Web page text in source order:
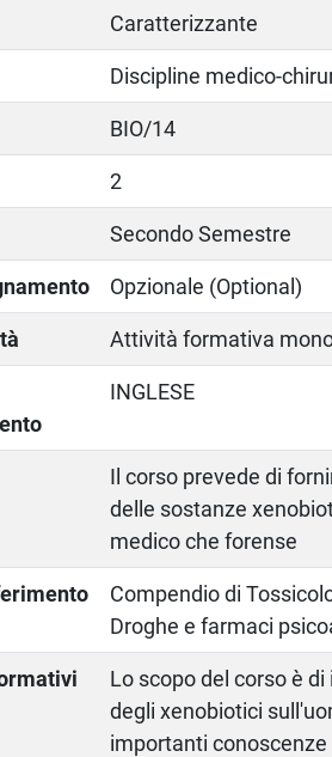
Caratterizzante
Discipline medico-
BIO/14
2
Secondo Semestre
Opzionale (Optional)
Attività formativa
INGLESE
Il corso prevede di
delle sostanze
medico che forense
Compendio di
Droghe e farmaci
Lo scopo del corso è
degli xenobiotici
importanti